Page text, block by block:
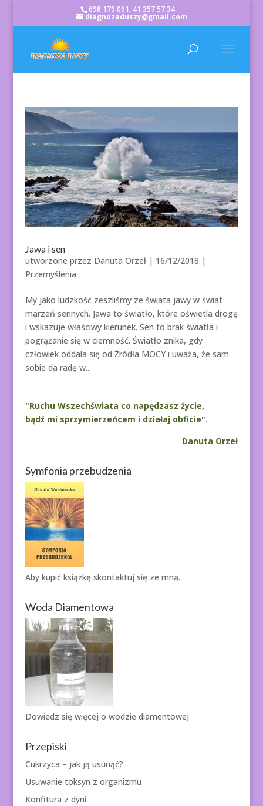
698 179 061, 41 357 57 34
diagnozaduszy@gmail.com
Jawa i sen
utworzone przez Danuta Orzeł| 16/12/2018 |
Przemyślenia
My jako ludzkość zeszliśmy ze świata jawy w świat
marzeń sennych. Jawa to światło, które oświetla drogę
i wskazuje właściwy kierunek. Sen to brak światła i
pogrążanie się w ciemność. Światło znika, gdy
człowiek oddala się od Źródła MOCY i uważa, że sam
sobie da radę w...
"Ruchu Wszechświata co napędzasz życie,
bądź mi sprzymierzeńcem i działaj obficie".
Danuta Orzeł
Symfonia przebudzenia
Aby kupić książkę skontaktuj się ze mną.
Woda Diamentowa
Dowiedz się więcej o wodzie diamentowej
Przepiski
Cukrzyca – jak ją usunąć?
Usuwanie toksyn z organizmu
Konfitura z dyni